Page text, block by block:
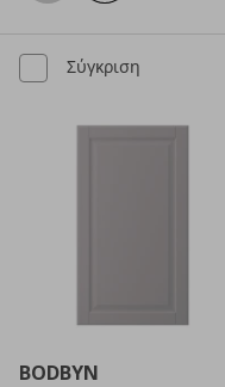
Σύγκριση
BODBYN